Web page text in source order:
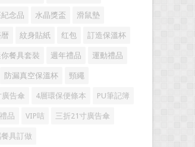
念品 水晶獎盃 滑鼠墊
紋身貼紙 红包 訂造保溫杯
你餐具套裝 週年禮品 運動禮品
防漏真空保溫杯 頸繩
廣告傘 4層環保便條本 PU筆記簿
品 VIP咭 三折21寸廣告傘
具訂做